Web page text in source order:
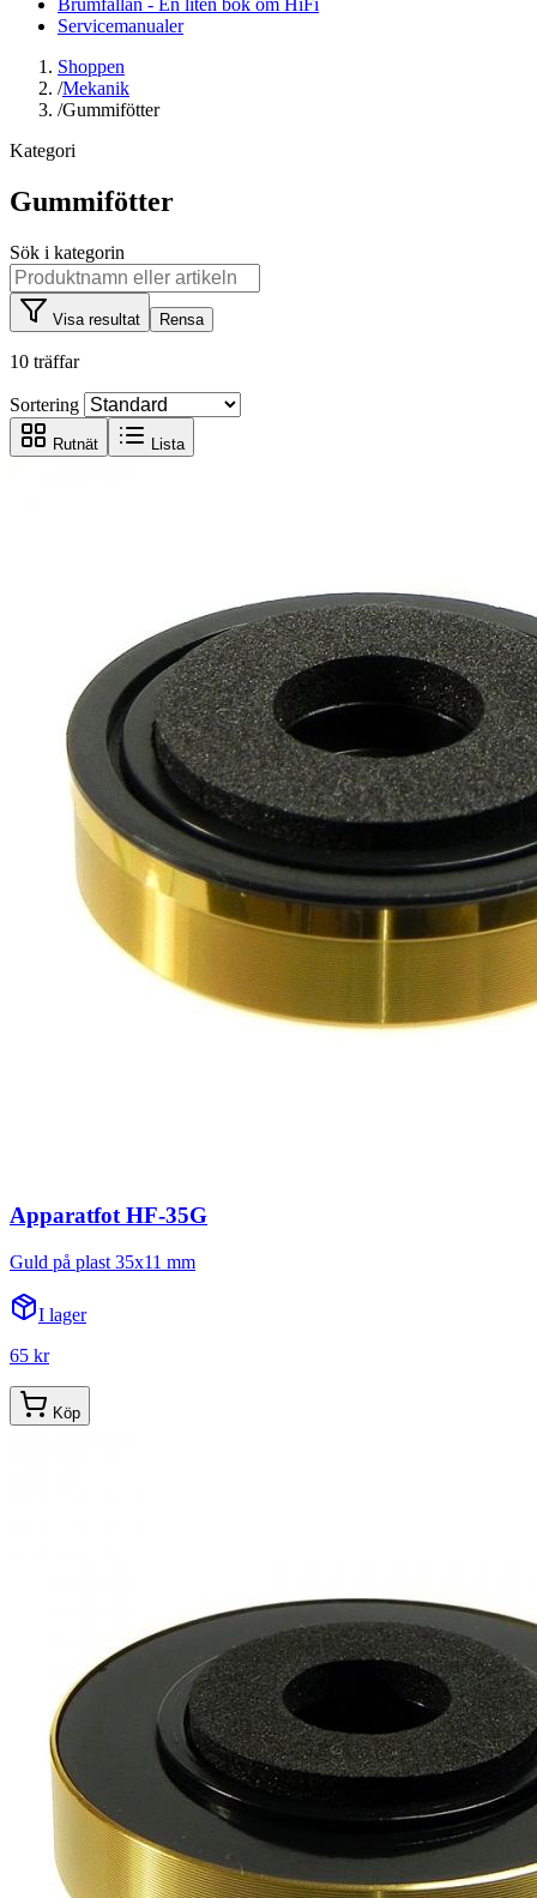
Servicemanualer
Shoppen
/Mekanik
/Gummifötter
Kategori
Gummifötter
Sök i kategorin
Visa resultat Rensa
10 träffar
Sortering
Rutnät Lista
Apparatfot HF-35G
Guld på plast 35x11 mm
I lager
65 kr
Köp